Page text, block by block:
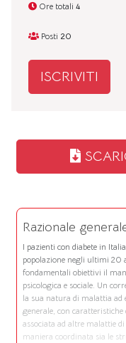
Ore totali 4
Posti 20
ISCRIVITI
Razionale
I pazienti con diabete in
popolazione negli ultimi 20
fondamentali obiettivi il
psicologica e sociale. Un
la sua natura di malattia ad
generale, con
associata ad altre malattie
maniera coordinata sia le